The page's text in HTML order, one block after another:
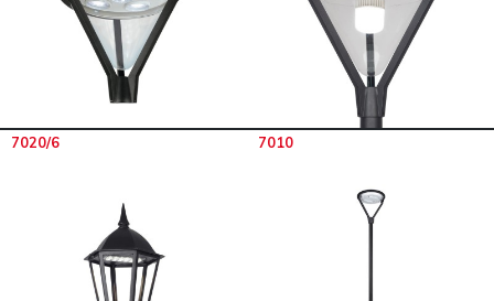
7020/6 7010